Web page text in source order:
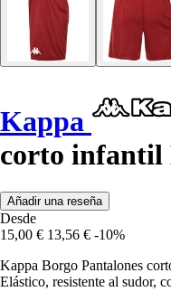
Kappa
corto infantil
Añadir una reseña
Desde
15,00 € 13,56 € -10%
Kappa Borgo Pantalones
Elástico, resistente al sudor,